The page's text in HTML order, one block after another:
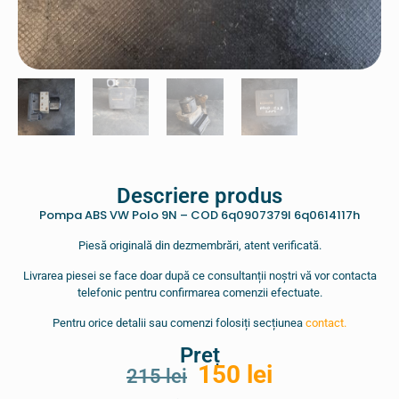
Descriere produs
Pompa ABS VW Polo 9N – COD 6q0907379l 6q0614117h
Piesă originală din dezmembrări, atent verificată.
Livrarea piesei se face doar după ce consultanții noștri vă vor contacta
telefonic pentru confirmarea comenzii efectuate.
Pentru orice detalii sau comenzi folosiți secțiunea contact.
Preț
215lei 150 lei